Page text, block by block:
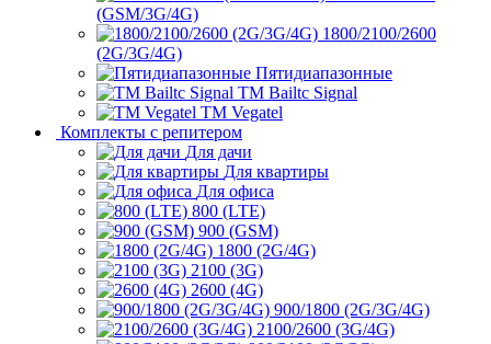
(GSM/3G/4G)
1800/2100/2600
(2G/3G/4G)
Пятидиапазонные
ТМ Bailtc Signal
ТМ Vegatel
Комплекты с репитером
Для дачи
Для квартиры
Для офиса
800 (LTE)
900 (GSM)
1800 (2G/4G)
2100 (3G)
2600 (4G)
900/1800 (2G/3G/4G)
2100/2600 (3G/4G)